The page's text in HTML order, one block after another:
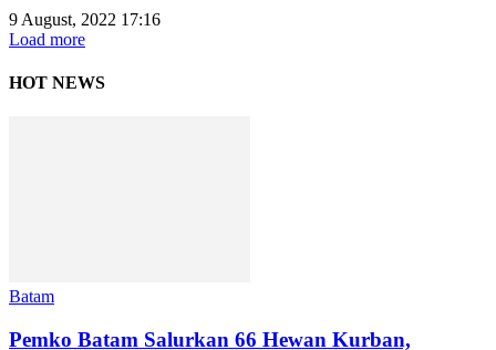
9 August, 2022 17:16
Load more
HOT NEWS
Batam
Pemko Batam Salurkan 66 Hewan Kurban,